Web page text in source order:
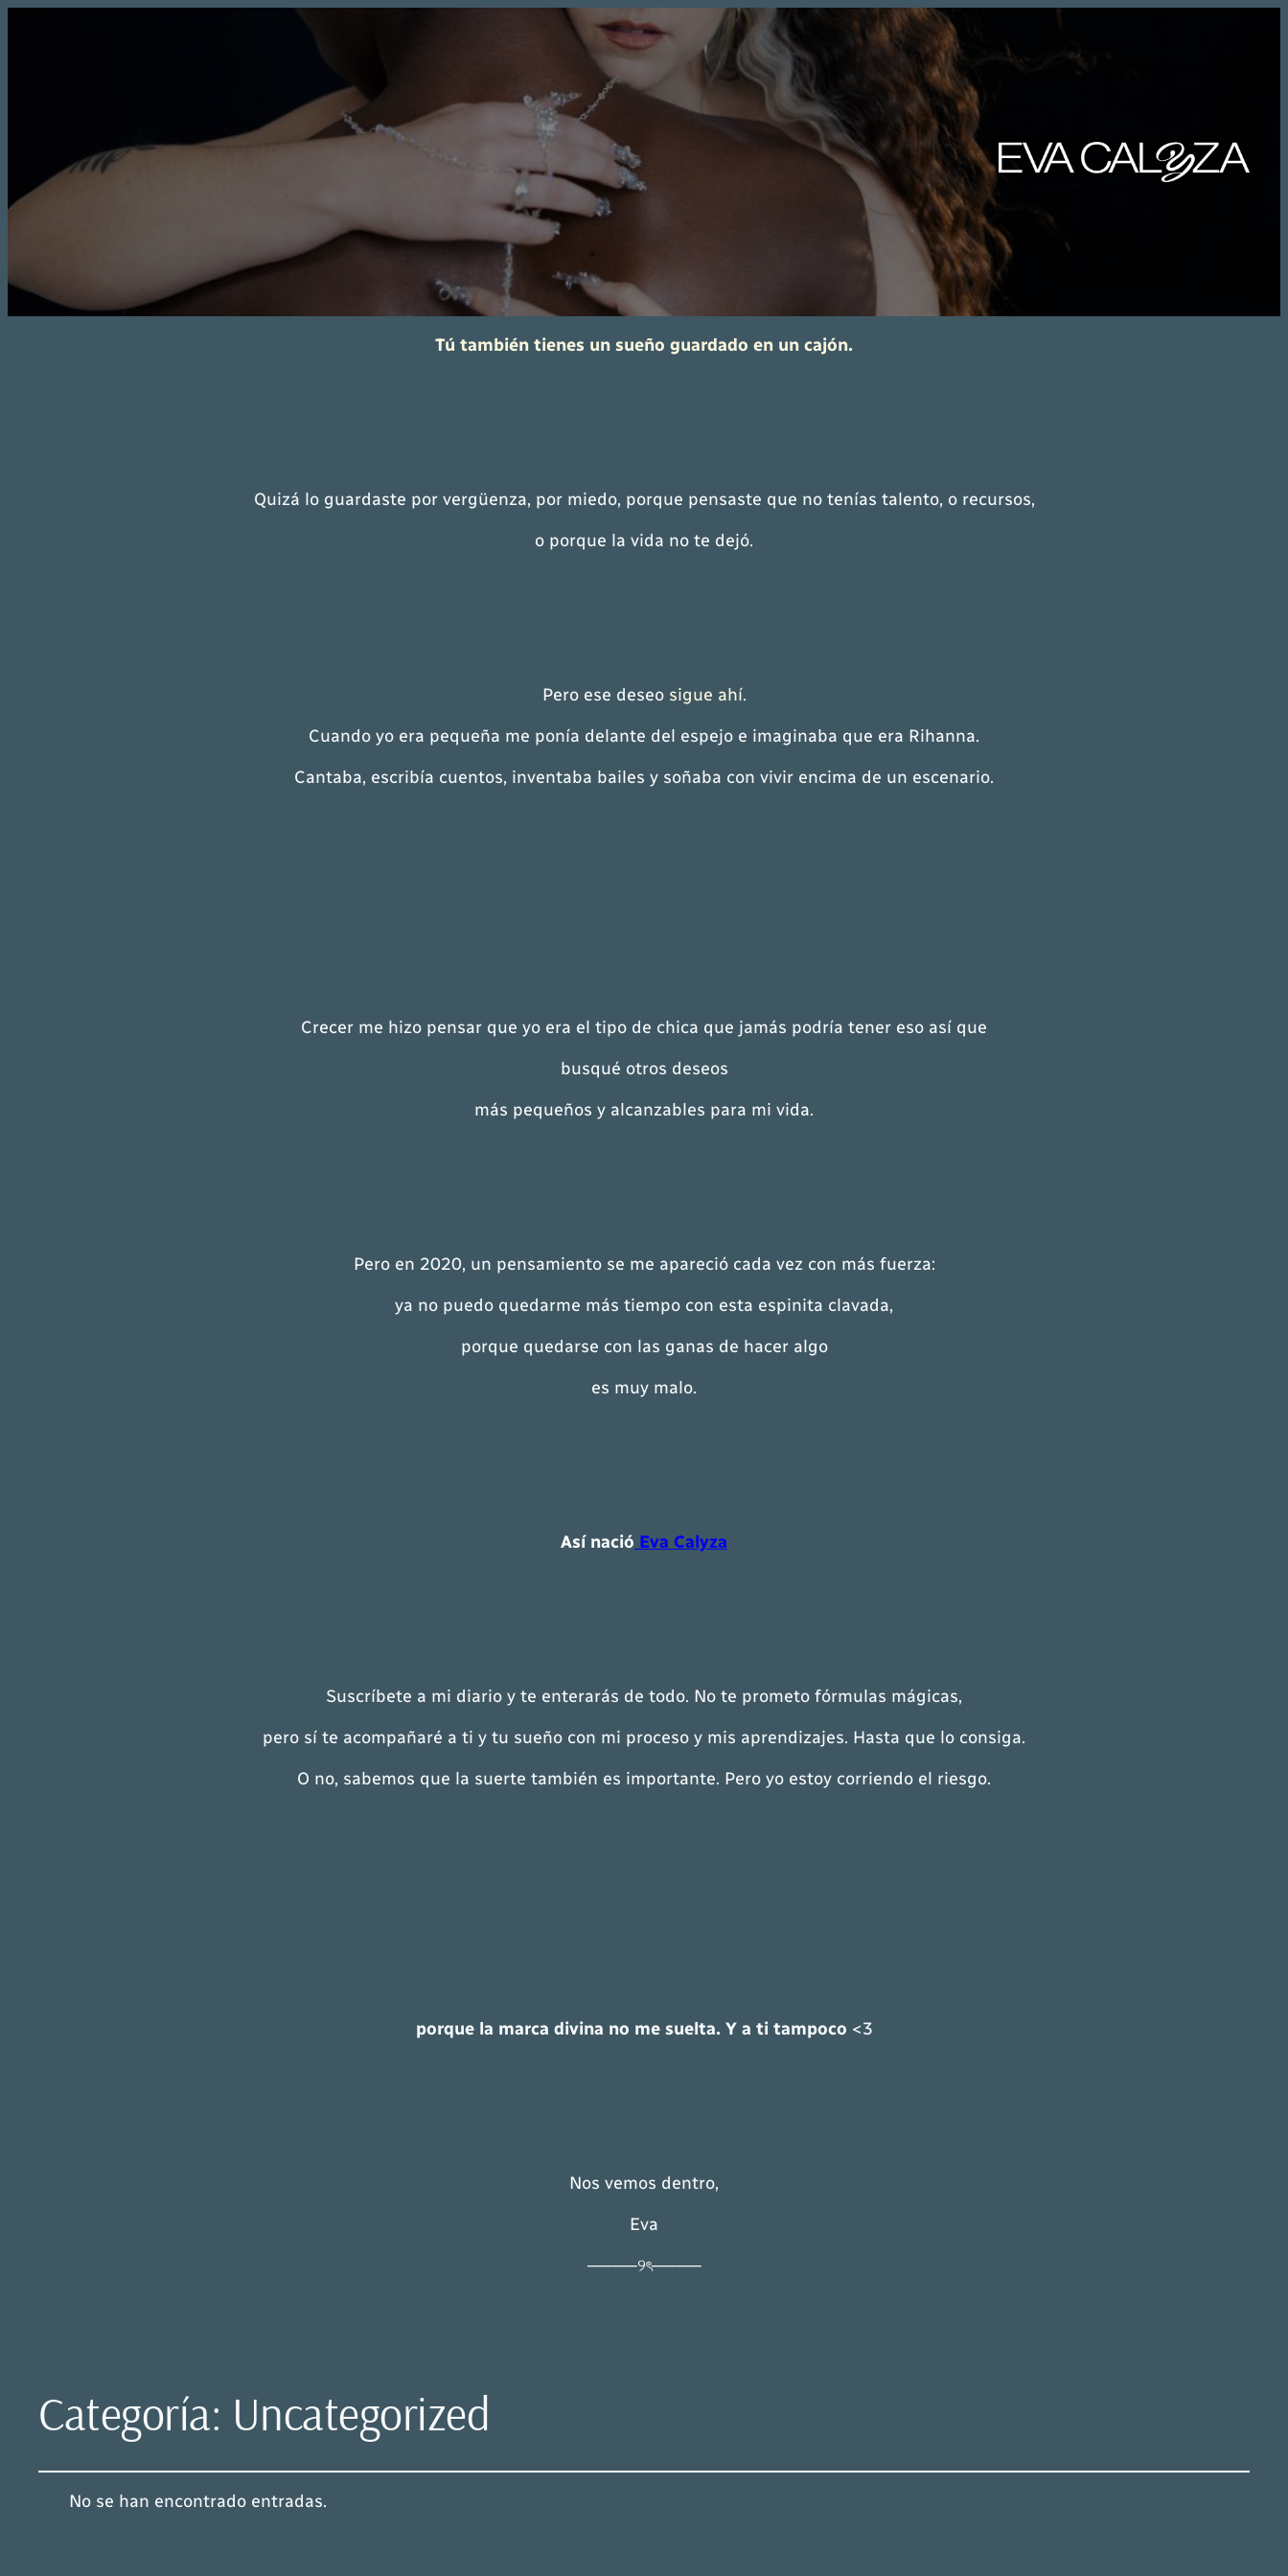
Tú también tienes un sueño guardado en un cajón.
Quizá lo guardaste por vergüenza, por miedo, porque pensaste que no tenías talento, o recursos,
o porque la vida no te dejó.
Pero ese deseo sigue ahí.
Cuando yo era pequeña me ponía delante del espejo e imaginaba que era Rihanna.
Cantaba, escribía cuentos, inventaba bailes y soñaba con vivir encima de un escenario.
Crecer me hizo pensar que yo era el tipo de chica que jamás podría tener eso así que
busqué otros deseos
más pequeños y alcanzables para mi vida.
Pero en 2020, un pensamiento se me apareció cada vez con más fuerza:
ya no puedo quedarme más tiempo con esta espinita clavada,
porque quedarse con las ganas de hacer algo
es muy malo.
Así nació Eva Calyza
Suscríbete a mi diario y te enterarás de todo. No te prometo fórmulas mágicas,
pero sí te acompañaré a ti y tu sueño con mi proceso y mis aprendizajes. Hasta que lo consiga.
O no, sabemos que la suerte también es importante. Pero yo estoy corriendo el riesgo.
porque la marca divina no me suelta. Y a ti tampoco <3
Nos vemos dentro,
Eva
────୨ৎ────
Categoría: Uncategorized
No se han encontrado entradas.